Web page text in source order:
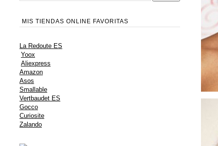
MIS TIENDAS ONLINE FAVORITAS
La Redoute ES
Yoox
Aliexpress
Amazon
Asos
Smallable
Vertbaudet ES
Gocco
Curiosite
Zalando